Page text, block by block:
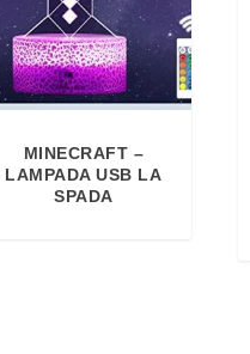
MINECRAFT –
LAMPADA USB LA
SPADA